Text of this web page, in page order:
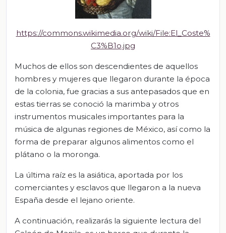
https://commons.wikimedia.org/wiki/File:El_Coste%
C3%B1o.jpg
Muchos de ellos son descendientes de aquellos
hombres y mujeres que llegaron durante la época
de la colonia, fue gracias a sus antepasados que en
estas tierras se conoció la marimba y otros
instrumentos musicales importantes para la
música de algunas regiones de México, así como la
forma de preparar algunos alimentos como el
plátano o la moronga.
La última raíz es la asiática, aportada por los
comerciantes y esclavos que llegaron a la nueva
España desde el lejano oriente.
A continuación, realizarás la siguiente lectura del